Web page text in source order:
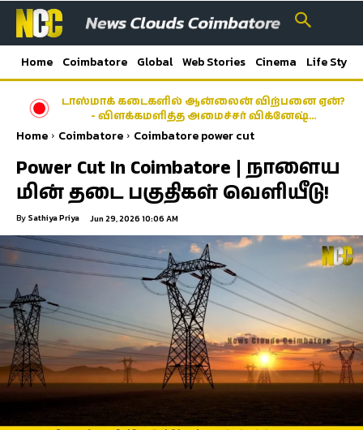
Home Coimbatore Global Web Stories Cinema Life Style
டாஸ்மாக் கடைகளில் ஆன்லைன் விற்பனை ஏன்?
- விளக்கமளித்த அமைச்சர் விக்னேஷ்…
Home Coimbatore Coimbatore power cut
Power Cut In Coimbatore | நாளைய
மின் தடை பகுதிகள் வெளியீடு!
By Sathiya Priya Jun 29, 2026 10:06 AM